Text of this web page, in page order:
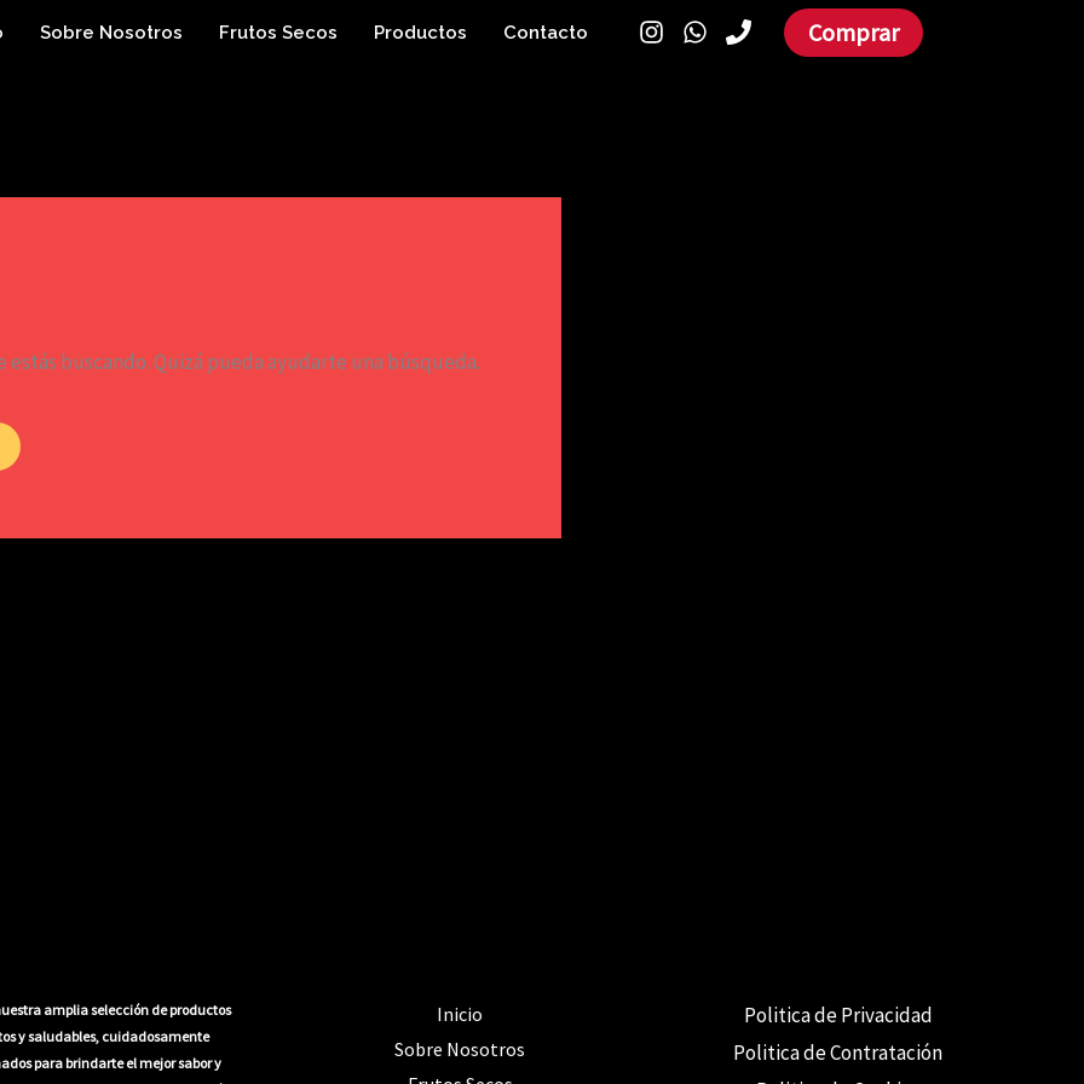
Sobre Nosotros Frutos Secos Productos Contacto Comprar
buscando. Quizá pueda ayudarte una búsqueda.
amplia selección de productos
y saludables, cuidadosamente
para brindarte el mejor sabor y
Inicio
Sobre Nosotros
Politica de Privacidad
Politica de Contratación